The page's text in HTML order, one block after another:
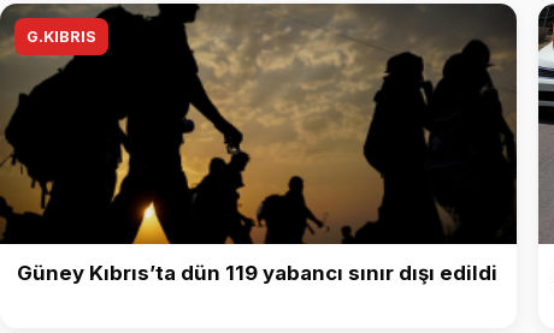
G.KIBRIS
Güney Kıbrıs’ta dün 119 yabancı sınır dışı edildi